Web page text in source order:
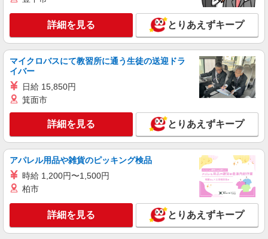
キープ 詳細を見る
紹介予定派遣
株式会社トラストグロース 新宿本社 第2営業部
時給：1400円〜 ※資格や経験などによる
キープ 詳細を見る
職業紹介
株式会社kotrio /●YK-S-2083483
無理ないシフトで資格ゲット！住宅型有料老人
時給1550円〜2312円 ＜交通費全支給(ガソリ
ン代含む)＞
横浜市保土ヶ谷区内
詳細を見る とりあえずキープ
マイクロバスにて教習所に通う生徒の送迎ドラ
イバー
日給 15,850円
箕面市
詳細を見る とりあえずキープ
アパレル用品や雑貨のピッキング検品
時給 1,200円〜1,500円
柏市
詳細を見る とりあえずキープ